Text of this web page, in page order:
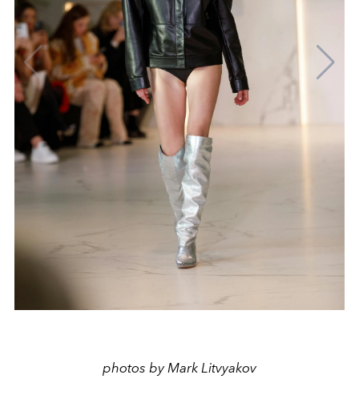
photos by Mark Litvyakov